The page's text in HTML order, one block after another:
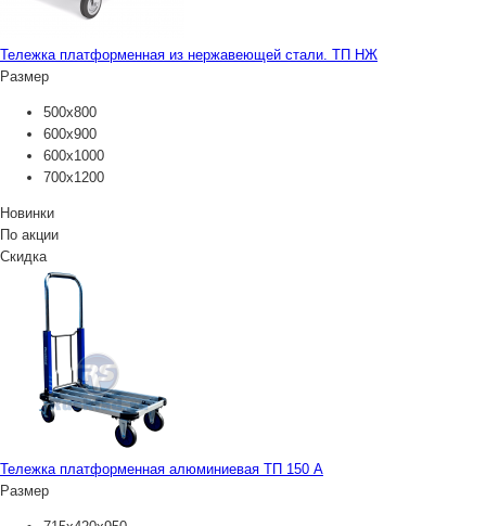
Тележка платформенная из нержавеющей стали. ТП НЖ
Размер
500х800
600х900
600х1000
700х1200
Новинки
По акции
Скидка
Тележка платформенная алюминиевая ТП 150 А
Размер